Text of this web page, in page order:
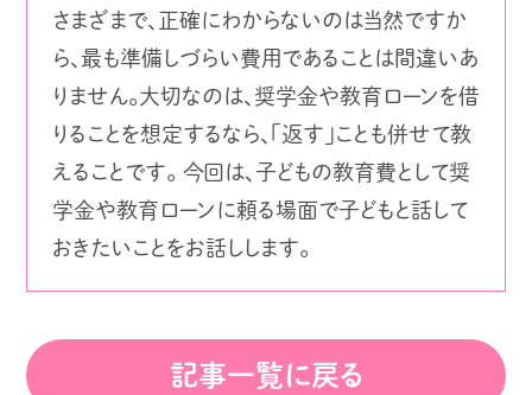
さまざまで、正確にわからないのは当然ですか
ら、最も準備しづらい費用であることは間違いあ
りません。大切なのは、奨学金や教育ローンを借
りることを想定するなら、「返す」ことも併せて教
えることです。 今回は、子どもの教育費として奨
学金や教育ローンに頼る場面で子どもと話して
おきたいことをお話しします。
記事一覧に戻る